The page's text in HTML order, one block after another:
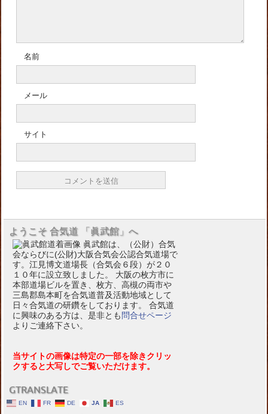
名前
メール
サイト
ようこそ 合気道 「眞武館」へ
眞武館は、（公財）合気
会ならびに(公財)大阪合気会公認合気道場で
す。江見博文道場長（合気会６段）が２０
１０年に設立致しました。 大阪の枚方市に
本部道場ビルを置き、枚方、高槻の両市や
三島郡島本町を合気道普及活動地域として
日々合気道の研鑽をしております。 合気道
に興味のある方は、是非とも 問合せページ
よりご連絡下さい。
当サイトの画像は特定の一部を除きクリッ
クすると大写しでご覧いただけます。
GTRANSLATE
EN FR DE JA ES